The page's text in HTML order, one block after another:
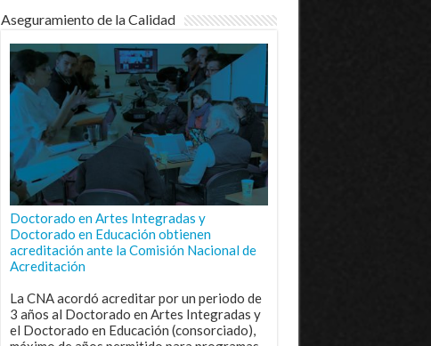
Aseguramiento de la Calidad
Doctorado en Artes Integradas y
Doctorado en Educación obtienen
acreditación ante la Comisión Nacional de
Acreditación
La CNA acordó acreditar por un periodo de
3 años al Doctorado en Artes Integradas y
el Doctorado en Educación (consorciado),